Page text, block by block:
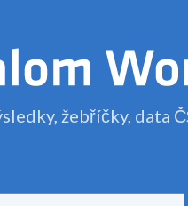
žebříčky, data